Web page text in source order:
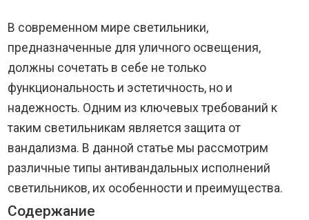
В современном мире светильники,
предназначенные для уличного освещения,
должны сочетать в себе не только
функциональность и эстетичность, но и
надежность. Одним из ключевых требований к
таким светильникам является защита от
вандализма. В данной статье мы рассмотрим
различные типы антивандальных исполнений
светильников, их особенности и преимущества.
Содержание